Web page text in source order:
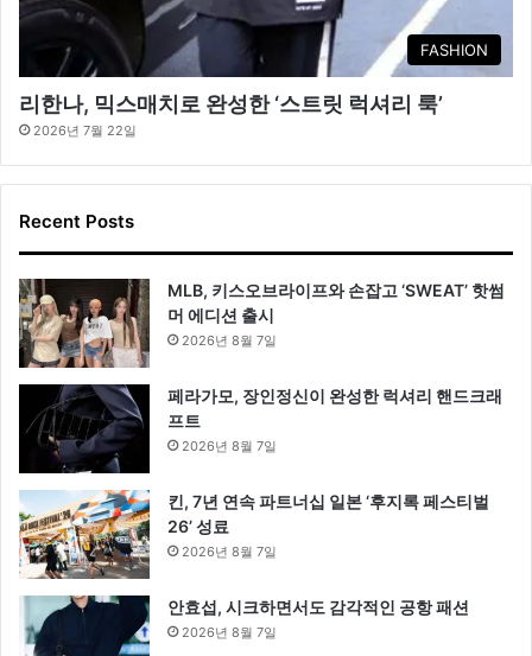
FASHION
리한나, 믹스매치로 완성한 ‘스트릿 럭셔리 룩’
2026년 7월 22일
Recent Posts
MLB, 키스오브라이프와 손잡고 ‘SWEAT’ 핫썸
머 에디션 출시
2026년 8월 7일
페라가모, 장인정신이 완성한 럭셔리 핸드크래
프트
2026년 8월 7일
킨, 7년 연속 파트너십 일본 ‘후지록 페스티벌
26’ 성료
2026년 8월 7일
안효섭, 시크하면서도 감각적인 공항 패션
2026년 8월 7일